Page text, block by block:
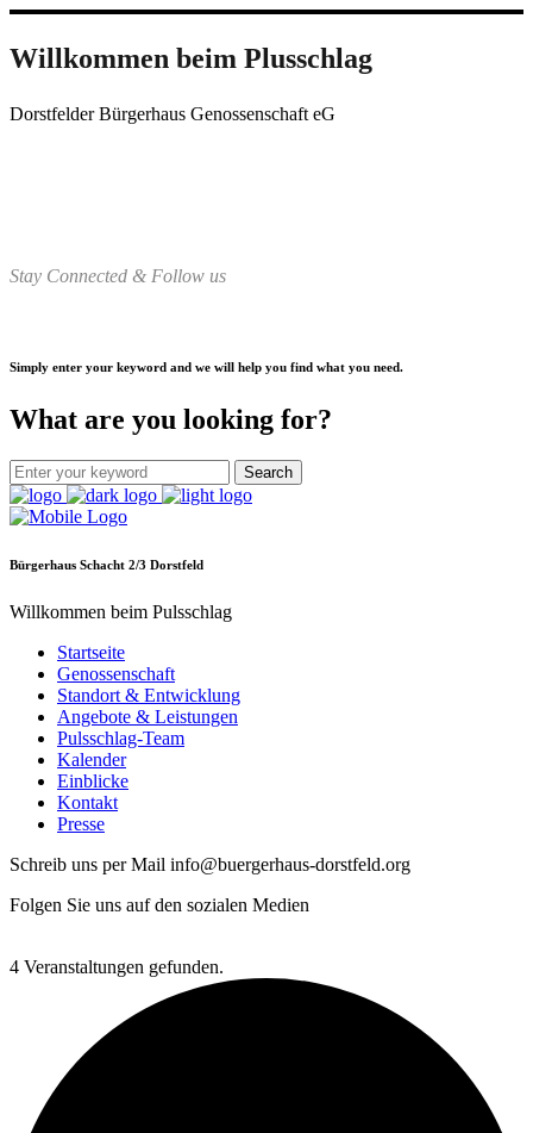
Willkommen beim Plusschlag
Dorstfelder Bürgerhaus Genossenschaft eG
Stay Connected & Follow us
Simply enter your keyword and we will help you find what you need.
What are you looking for?
Bürgerhaus Schacht 2/3 Dorstfeld
Willkommen beim Pulsschlag
Startseite
Genossenschaft
Standort & Entwicklung
Angebote & Leistungen
Pulsschlag-Team
Kalender
Einblicke
Kontakt
Presse
Schreib uns per Mail info@buergerhaus-dorstfeld.org
Folgen Sie uns auf den sozialen Medien
4 Veranstaltungen gefunden.